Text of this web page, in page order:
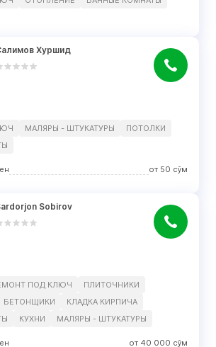
Хуршид
МАЛЯРЫ - ШТУКАТУРЫ
ПОТОЛКИ
от 50 сўм
Sobirov
ПОД КЛЮЧ
ПЛИТОЧНИКИ
БЕТОНЩИКИ
КЛАДКА КИРПИЧА
КУХНИ МАЛЯРЫ - ШТУКАТУРЫ
от 40 000 сўм